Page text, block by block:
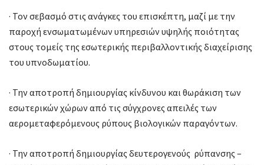
· Τον σεβασμό στις ανάγκες του επισκέπτη, μαζί με την
παροχή ενσωματωμένων υπηρεσιών υψηλής ποιότητας
στους τομείς της εσωτερικής περιβαλλοντικής διαχείρισης
του υπνοδωματίου.
· Την αποτροπή δημιουργίας κίνδυνου και θωράκιση των
εσωτερικών χώρων από τις σύγχρονες απειλές των
αερομεταφερόμενους ρύπους βιολογικών παραγόντων.
· Την αποτροπή δημιουργίας δευτερογενούς ρύπανσης –